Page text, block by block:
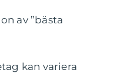
av ”bästa
kan variera